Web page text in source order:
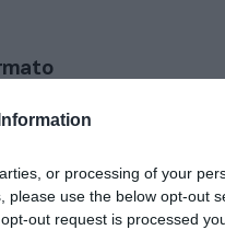
or processing of your
please use the below opt-out
out request is processed
League of
el compromiso que